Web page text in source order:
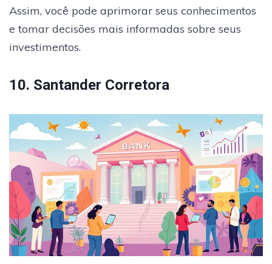
Assim, você pode aprimorar seus conhecimentos
e tomar decisões mais informadas sobre seus
investimentos.
10. Santander Corretora